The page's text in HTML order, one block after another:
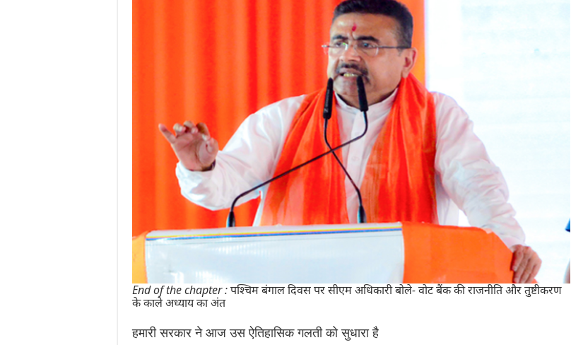
End of the chapter : पश्चिम बंगाल दिवस पर सीएम अधिकारी बोले- वोट बैंक की राजनीति और तुष्टीकरण
के काले अध्याय का अंत
हमारी सरकार ने आज उस ऐतिहासिक गलती को सुधारा है